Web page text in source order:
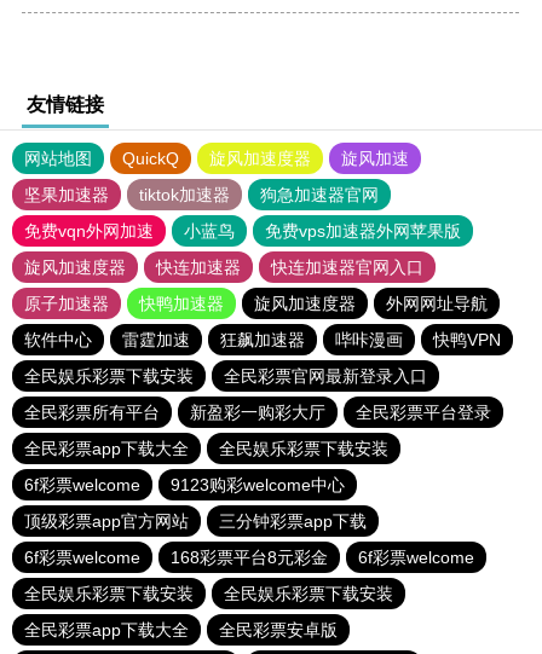
友情链接
网站地图 QuickQ 旋风加速度器
旋风加速
坚果加速器
tiktok加速器
狗急加速器官网
免费vqn外网加速
小蓝鸟
免费vps加速器外网苹果版
旋风加速度器
快连加速器
快连加速器官网入口
原子加速器
快鸭加速器 旋风加速度器
外网网址导航
软件中心
雷霆加速 狂飙加速器 哔咔漫画
快鸭VPN
全民娱乐彩票下载安装
全民彩票官网最新登录入口
全民彩票所有平台
新盈彩一购彩大厅
全民彩票平台登录
全民彩票app下载大全
全民娱乐彩票下载安装
6f彩票welcome
9123购彩welcome中心
顶级彩票app官方网站
三分钟彩票app下载
6f彩票welcome
168彩票平台8元彩金
6f彩票welcome
全民娱乐彩票下载安装
全民娱乐彩票下载安装
全民彩票app下载大全
全民彩票安卓版